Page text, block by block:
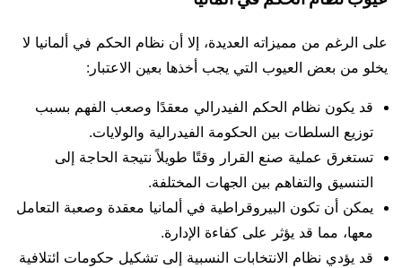
على الرغم من مميزاته العديدة، إلا أن نظام الحكم في ألمانيا لا
يخلو من بعض العيوب التي يجب أخذها بعين الاعتبار:
قد يكون نظام الحكم الفيدرالي معقدًا وصعب الفهم بسبب
توزيع السلطات بين الحكومة الفيدرالية والولايات.
تستغرق عملية صنع القرار وقتًا طويلاً نتيجة الحاجة إلى
التنسيق والتفاهم بين الجهات المختلفة.
يمكن أن تكون البيروقراطية في ألمانيا معقدة وصعبة التعامل
معها، مما قد يؤثر على كفاءة الإدارة.
قد يؤدي نظام الانتخابات النسبية إلى تشكيل حكومات ائتلافية